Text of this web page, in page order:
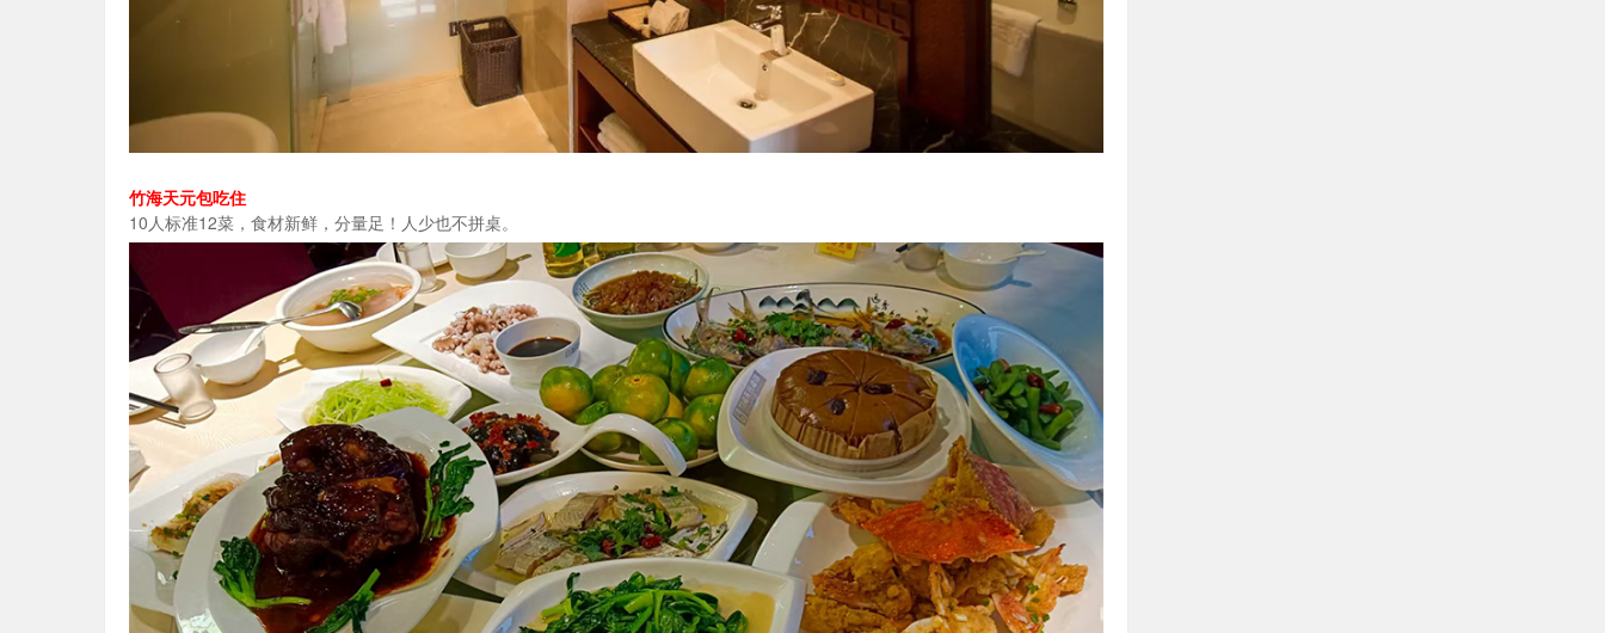
竹海天元包吃住
10人标准12菜，食材新鲜，分量足！人少也不拼桌。